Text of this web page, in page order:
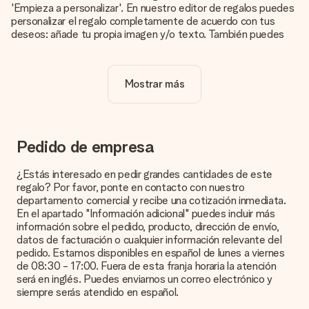
'Empieza a personalizar'. En nuestro editor de regalos puedes
personalizar el regalo completamente de acuerdo con tus
deseos: añade tu propia imagen y/o texto. También puedes
¿La personalización está incluida en el precio?
El precio que se muestra en el sitio web incluye la
¿Cómo puedo saber si mi imagen tiene la calidad
adecuada?
satisfecho con tu regalo. Por eso es importante utilizar fotos
de alta calidad. Si no estás seguro de la calidad de la imagen,
ponte en contacto con nuestro equipo de atención al cliente e
incluye la foto junto con el regalo que te interesa encargar.
Ellos podrán comprobar la calidad por ti.
¿Qué formatos puedo cargar?
Puedes carga archivos JPG y PNG en nuestro editor. ¿Es
esto demasiado técnico o tienes una imagen de un formato
diferente que te gustaría usar? Ponte en contacto con
Mostrar más
Pedido de empresa
¿Estás interesado en pedir grandes cantidades de este
regalo? Por favor, ponte en contacto con nuestro
departamento comercial y recibe una cotización inmediata.
En el apartado "Información adicional" puedes incluir más
información sobre el pedido, producto, dirección de envío,
datos de facturación o cualquier información relevante del
pedido. Estamos disponibles en español de lunes a viernes
de 08:30 - 17:00. Fuera de esta franja horaria la atención
será en inglés. Puedes enviarnos un correo electrónico y
siempre serás atendido en español.